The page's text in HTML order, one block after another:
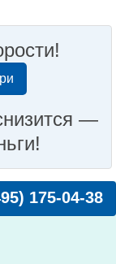
—
175-04-38